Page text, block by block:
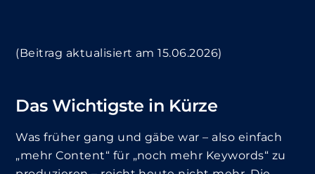
(Beitrag aktualisiert am 15.06.2026)
Das Wichtigste in Kürze
Was früher gang und gäbe war – also einfach
„mehr Content“ für „noch mehr Keywords“ zu